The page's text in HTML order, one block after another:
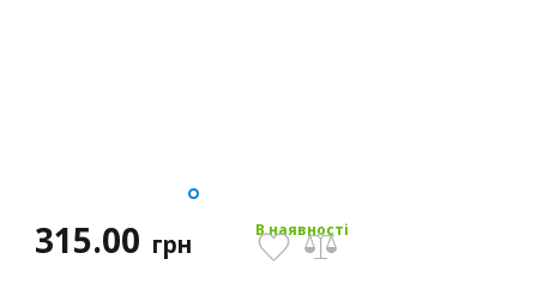
В наявності
315.00 грн